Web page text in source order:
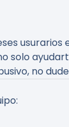
solo
no